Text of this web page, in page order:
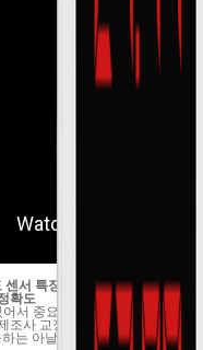
센서 특장점
확도
서 중요하게 고려되어야 할 요소
조사 교정서가 동봉되며, UA
는 아날로그 센서의 값을 보다